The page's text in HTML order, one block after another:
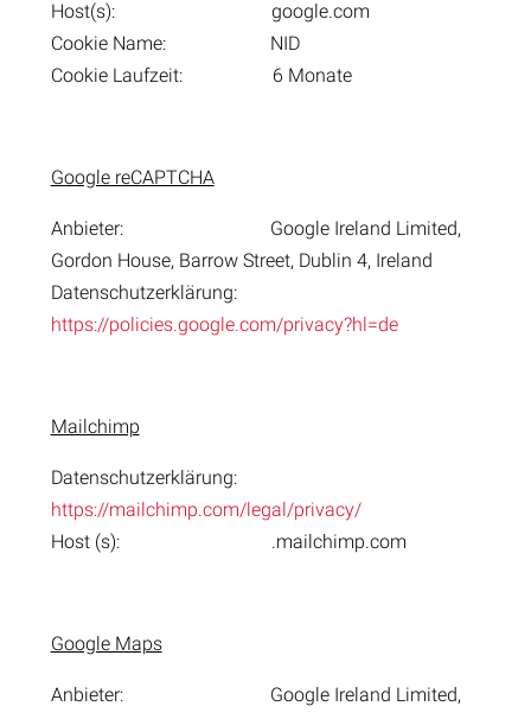
Host(s): google.com
Cookie Name: NID
Cookie Laufzeit: 6 Monate
Google reCAPTCHA
Anbieter: Google Ireland Limited,
Gordon House, Barrow Street, Dublin 4, Ireland
Datenschutzerklärung:
https://policies.google.com/privacy?hl=de
Mailchimp
Datenschutzerklärung:
https://mailchimp.com/legal/privacy/
Host (s): .mailchimp.com
Google Maps
Anbieter: Google Ireland Limited,